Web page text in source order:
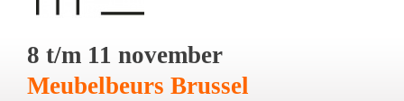
8 t/m 11 november
Meubelbeurs Brussel